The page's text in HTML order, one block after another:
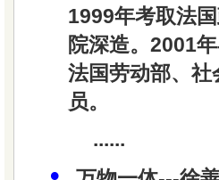
1999年考取法
院深造。2001
法国劳动部、
员。
......